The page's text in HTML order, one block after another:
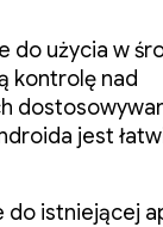
do użycia w
kontrolę nad
jest
do istniejącej